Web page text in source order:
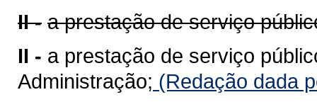
II - a prestação de serviço
II - a prestação de serviço
Administração; (Redação dada